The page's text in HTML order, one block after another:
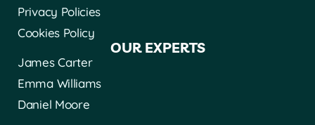
Privacy Policies
Cookies Policy
OUR EXPERTS
James Carter
Emma Williams
Daniel Moore